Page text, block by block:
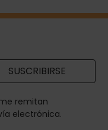
SUSCRIBIRSE
remitan
electrónica.